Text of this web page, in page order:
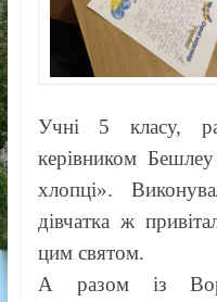
Учні 5 класу,
керівником
хлопці».
дівчатка ж
цим святом.
А разом із